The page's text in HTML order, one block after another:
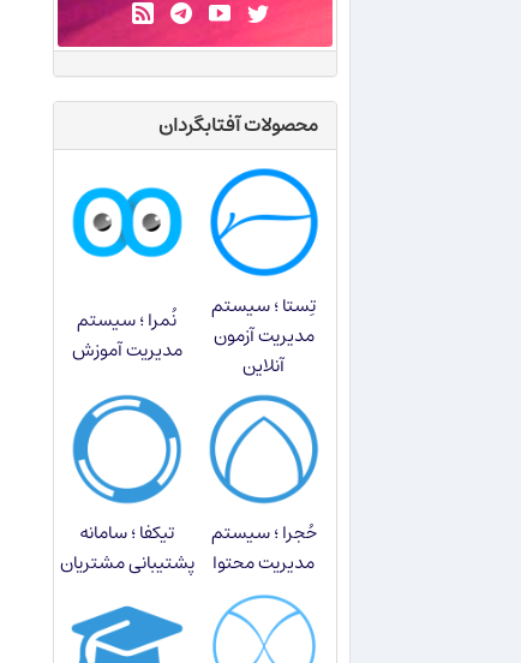
محصولات آفتابگردان
تِستا ؛ سیستم
مدیریت آزمون
آنلاین
نُمرا ؛ سیستم
مدیریت آموزش
حُجرا ؛ سیستم
مدیریت محتوا
تیکفا ؛ سامانه
پشتیبانی مشتریان